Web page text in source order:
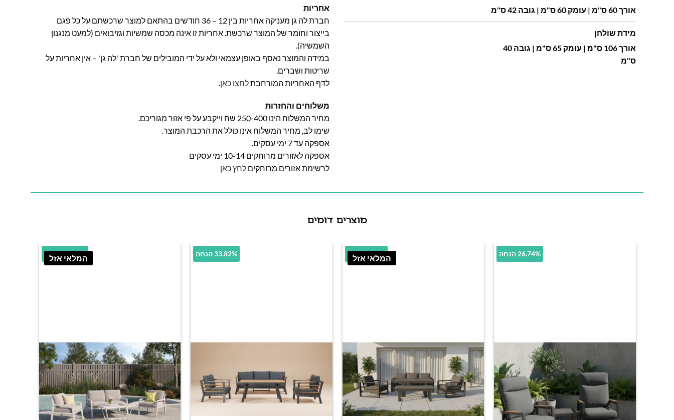
אורך 60 ס"מ | עומק 60 ס"מ | גובה 42 ס"מ
מידת שולחן
אורך 106 ס"מ | עומק 65 ס"מ | גובה 40
ס"מ
אחריות
חברת לה גן מעניקה אחריות בין 12 – 36 חודשים בהתאם למוצר שרכשתם על כל פגם
בייצור וחומר של המוצר שרכשת. אחריות זו אינה מכסה שמשיות וגזיבואים (למעט מנגנון
השמשיה).
במידה והמוצר נאסף באופן עצמאי ולא על ידי המובילים של חברת 'לה גן' – אין אחריות על
שריטות ושברים.
לדף האחריות המורחבתלחצו כאן.
משלוחים והחזרות
מחיר המשלוח הינו 250-400 שח וייקבע על פי אזור מגוריכם.
שימו לב, מחיר המשלוח אינו כולל את הרכבת המוצר.
אספקה עד 7 ימי עסקים.
אספקה לאזורים מרוחקים 10-14 ימי עסקים
לרשימת אזורים מרוחקים לחץ כאן
מוצרים דומים
26.74% הנחה המלאי אזל
0.67% הנחה 33.82% הנחה המלאי אזל
64.15% הנחה